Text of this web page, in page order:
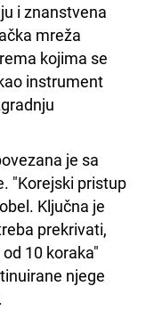
i znanstvena
mreža
kojima se
instrument
je sa
"Korejski pristup
Ključna je
prekrivati,
10 koraka"
njege